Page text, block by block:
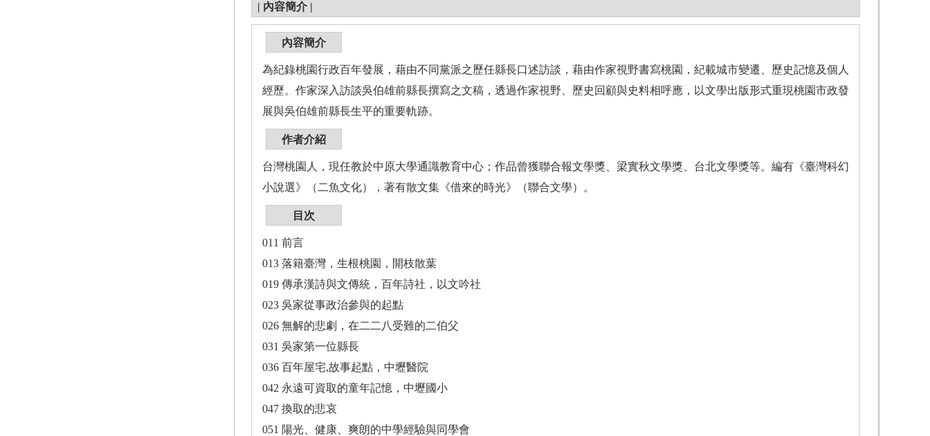
| 內容簡介 |
內容簡介
為紀錄桃園行政百年發展，藉由不同黨派之歷任縣長口述訪談，藉由作家視野書寫桃園，紀載城市變遷、歷史記憶及個人
經歷。作家深入訪談吳伯雄前縣長撰寫之文稿，透過作家視野、歷史回顧與史料相呼應，以文學出版形式重現桃園市政發
展與吳伯雄前縣長生平的重要軌跡。
作者介紹
台灣桃園人，現任教於中原大學通識教育中心；作品曾獲聯合報文學獎、梁實秋文學獎、台北文學獎等。編有《臺灣科幻
小說選》（二魚文化），著有散文集《借來的時光》（聯合文學）。
目次
011 前言
013 落籍臺灣，生根桃園，開枝散葉
019 傳承漢詩與文傳統，百年詩社，以文吟社
023 吳家從事政治參與的起點
026 無解的悲劇，在二二八受難的二伯父
031 吳家第一位縣長
036 百年屋宅,故事起點，中壢醫院
042 永遠可資取的童年記憶，中壢國小
047 換取的悲哀
051 陽光、健康、爽朗的中學經驗與同學會